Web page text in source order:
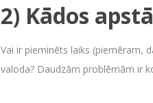
2) Kādos
Vai ir pieminēts laiks (piemēram,
valoda? Daudzām problēmām ir